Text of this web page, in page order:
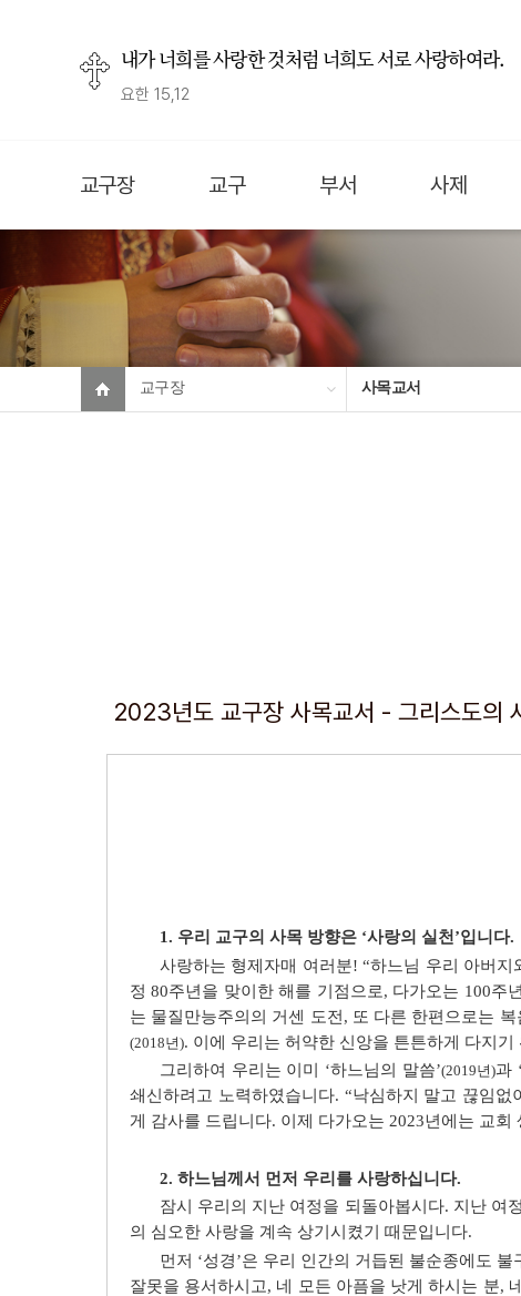
내가 너희를 사랑한 것처럼 너희도 서로 사랑하여라.
요한 15,12
교구장 교구 부서 사제
교구장 사목교서
2023년도 교구장 사목교서 - 그리스도의
1. 우리 교구의 사목 방향은 ‘사랑의 실천’입니다.
사랑하는 형제자매 여러분! “하느님 우리 아버
정 80주년을 맞이한 해를 기점으로, 다가오는 100
는 물질만능주의의 거센 도전, 또 다른 한편으로는
(2018년). 이에 우리는 허약한 신앙을 튼튼하게 다지
그리하여 우리는 이미 ‘하느님의 말씀’(2019년)과
쇄신하려고 노력하였습니다. “낙심하지 말고 끊임없
게 감사를 드립니다. 이제 다가오는 2023년에는 교
2. 하느님께서 먼저 우리를 사랑하십니다.
잠시 우리의 지난 여정을 되돌아봅시다. 지난 여
의 심오한 사랑을 계속 상기시켰기 때문입니다.
먼저 ‘성경’은 우리 인간의 거듭된 불순종에도
잘못을 용서하시고, 네 모든 아픔을 낫게 하시는 분,